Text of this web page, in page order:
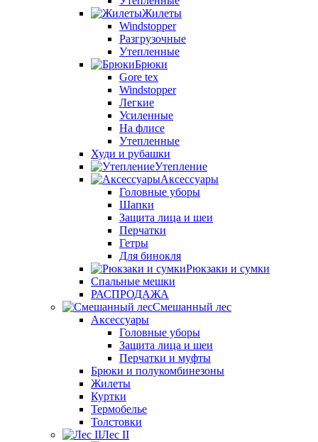
Жилеты
Windstopper
Разгрузочные
Утепленные
Брюки
Gore tex
Windstopper
Легкие
Усиленные
На флисе
Утепленные
Худи и рубашки
Утепление
Аксессуары
Головные уборы
Шапки
Защита лица и шеи
Перчатки
Гетры
Для бинокля
Рюкзаки и сумки
Спальные мешки
РАСПРОДАЖА
Смешанный лес
Аксессуары
Головные уборы
Защита лица и шеи
Перчатки и муфты
Брюки и полукомбинезоны
Жилеты
Куртки
Термобелье
Толстовки
Лес II